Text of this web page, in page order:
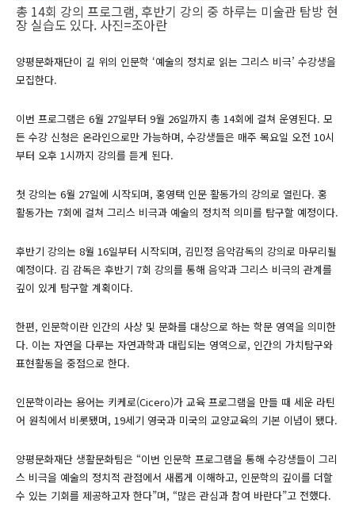
총 14회 강의 프로그램, 후반기 강의 중 하루는 미술관 탐방 현
장 실습도 있다. 사진=조아란
양평문화재단이 길 위의 인문학 ‘예술의 정치로 읽는 그리스 비극’ 수강생을
모집한다.
이번 프로그램은 6월 27일부터 9월 26일까지 총 14회에 걸쳐 운영된다. 모
든 수강 신청은 온라인으로만 가능하며, 수강생들은 매주 목요일 오전 10시
부터 오후 1시까지 강의를 듣게 된다.
첫 강의는 6월 27일에 시작되며, 홍영택 인문 활동가의 강의로 열린다. 홍
활동가는 7회에 걸쳐 그리스 비극과 예술의 정치적 의미를 탐구할 예정이다.
후반기 강의는 8월 16일부터 시작되며, 김민정 음악감독의 강의로 마무리될
예정이다. 김 감독은 후반기 7회 강의를 통해 음악과 그리스 비극의 관계를
깊이 있게 탐구할 계획이다.
한편, 인문학이란 인간의 사상 및 문화를 대상으로 하는 학문 영역을 의미한
다. 이는 자연을 다루는 자연과학과 대립되는 영역으로, 인간의 가치탐구와
표현활동을 중점으로 한다.
인문학이라는 용어는 키케로(Cicero)가 교육 프로그램을 만들 때 세운 라틴
어 원칙에서 비롯됐며, 19세기 영국과 미국의 교양교육의 기본 이념이 됐다.
양평문화재단 생활문화팀은 “이번 인문학 프로그램을 통해 수강생들이 그리
스 비극을 예술의 정치적 관점에서 새롭게 이해하고, 인문학의 깊이를 더할
수 있는 기회를 제공하고자 한다”며, “많은 관심과 참여 바란다”고 전했다.